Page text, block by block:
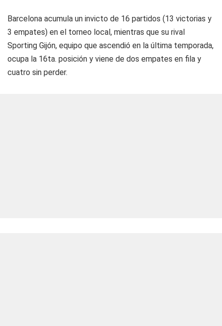
Barcelona acumula un invicto de 16 partidos (13 victorias y
3 empates) en el torneo local, mientras que su rival
Sporting Gijón, equipo que ascendió en la última temporada,
ocupa la 16ta. posición y viene de dos empates en fila y
cuatro sin perder.